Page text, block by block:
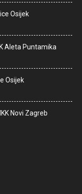
Osijek
Aleta Puntamika
Osijek
Novi Zagreb